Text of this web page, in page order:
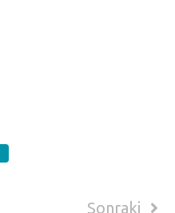
Sonraki